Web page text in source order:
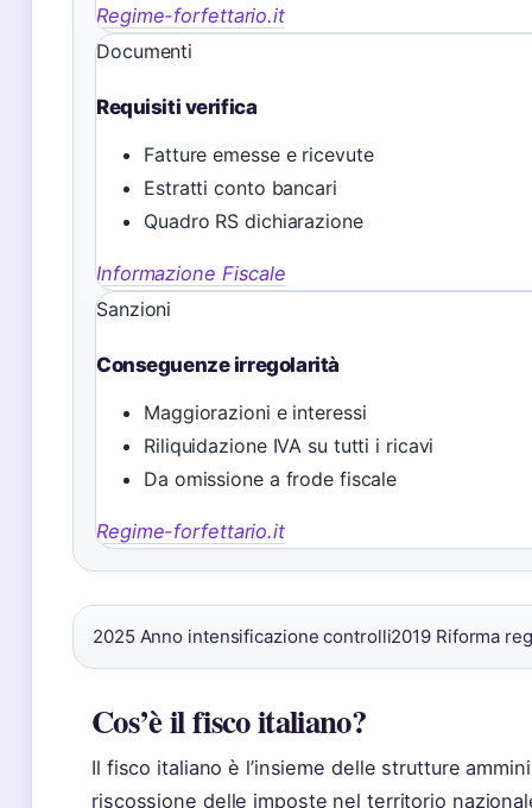
Regime-forfettario.it
Documenti
Requisiti verifica
Fatture emesse e ricevute
Estratti conto bancari
Quadro RS dichiarazione
Informazione Fiscale
Sanzioni
Conseguenze irregolarità
Maggiorazioni e interessi
Riliquidazione IVA su tutti i ricavi
Da omissione a frode fiscale
Regime-forfettario.it
2025 Anno intensificazione controlli2019 Riforma
Cos’è il fisco italiano?
Il fisco italiano è l’insieme delle strutture
riscossione delle imposte nel territorio